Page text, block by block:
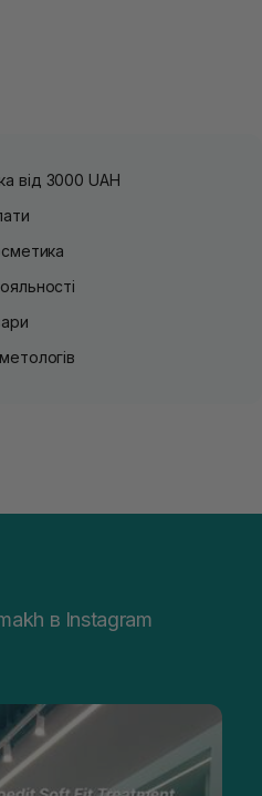
від 3000 UAH
в Instagram